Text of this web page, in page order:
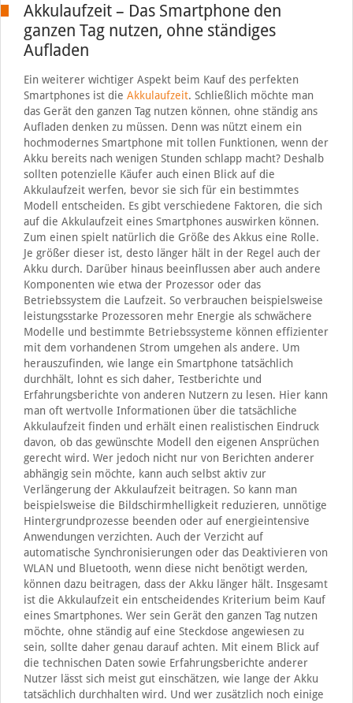
Akkulaufzeit – Das Smartphone den
ganzen Tag nutzen, ohne ständiges
Aufladen
Ein weiterer wichtiger Aspekt beim Kauf des perfekten
Smartphones ist die Akkulaufzeit. Schließlich möchte man
das Gerät den ganzen Tag nutzen können, ohne ständig ans
Aufladen denken zu müssen. Denn was nützt einem ein
hochmodernes Smartphone mit tollen Funktionen, wenn der
Akku bereits nach wenigen Stunden schlapp macht? Deshalb
sollten potenzielle Käufer auch einen Blick auf die
Akkulaufzeit werfen, bevor sie sich für ein bestimmtes
Modell entscheiden. Es gibt verschiedene Faktoren, die sich
auf die Akkulaufzeit eines Smartphones auswirken können.
Zum einen spielt natürlich die Größe des Akkus eine Rolle.
Je größer dieser ist, desto länger hält in der Regel auch der
Akku durch. Darüber hinaus beeinflussen aber auch andere
Komponenten wie etwa der Prozessor oder das
Betriebssystem die Laufzeit. So verbrauchen beispielsweise
leistungsstarke Prozessoren mehr Energie als schwächere
Modelle und bestimmte Betriebssysteme können effizienter
mit dem vorhandenen Strom umgehen als andere. Um
herauszufinden, wie lange ein Smartphone tatsächlich
durchhält, lohnt es sich daher, Testberichte und
Erfahrungsberichte von anderen Nutzern zu lesen. Hier kann
man oft wertvolle Informationen über die tatsächliche
Akkulaufzeit finden und erhält einen realistischen Eindruck
davon, ob das gewünschte Modell den eigenen Ansprüchen
gerecht wird. Wer jedoch nicht nur von Berichten anderer
abhängig sein möchte, kann auch selbst aktiv zur
Verlängerung der Akkulaufzeit beitragen. So kann man
beispielsweise die Bildschirmhelligkeit reduzieren, unnötige
Hintergrundprozesse beenden oder auf energieintensive
Anwendungen verzichten. Auch der Verzicht auf
automatische Synchronisierungen oder das Deaktivieren von
WLAN und Bluetooth, wenn diese nicht benötigt werden,
können dazu beitragen, dass der Akku länger hält. Insgesamt
ist die Akkulaufzeit ein entscheidendes Kriterium beim Kauf
eines Smartphones. Wer sein Gerät den ganzen Tag nutzen
möchte, ohne ständig auf eine Steckdose angewiesen zu
sein, sollte daher genau darauf achten. Mit einem Blick auf
die technischen Daten sowie Erfahrungsberichte anderer
Nutzer lässt sich meist gut einschätzen, wie lange der Akku
tatsächlich durchhalten wird. Und wer zusätzlich noch einige